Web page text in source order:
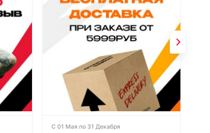
С 01 Мая по 31 Декабря